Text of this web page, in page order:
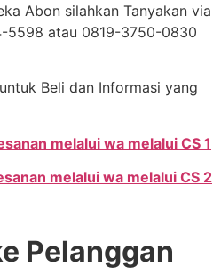
Abon silahkan Tanyakan via
5598 atau 0819-3750-0830
Beli dan Informasi yang
melalui wa melalui CS 1
melalui wa melalui CS 2
Pelanggan